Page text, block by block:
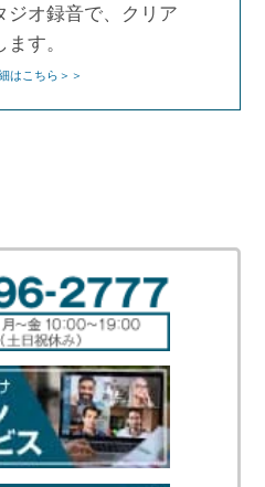
ジオ録音で、クリア
す。
はこちら＞＞